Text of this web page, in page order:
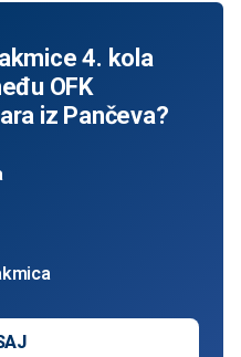
4. kola
OFK
iz Pančeva?